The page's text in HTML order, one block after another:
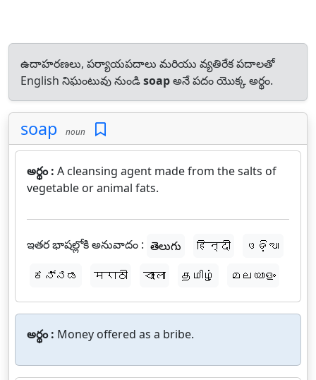
ఉదాహరణలు, పర్యాయపదాలు మరియు వ్యతిరేక పదాలతో
English నిఘంటువు నుండిsoapఅనే పదం యొక్క అర్థం.
soap noun
అర్థం : A cleansing agent made from the salts of
vegetable or animal fats.
ఇతర భాషల్లోకి అనువాదం : తెలుగు हिन्दी
ଓଡ଼ିଆ
ಕನ್ನಡ
मराठी বাংলা தமிழ் മലയാളം
అర్థం : Money offered as a bribe.